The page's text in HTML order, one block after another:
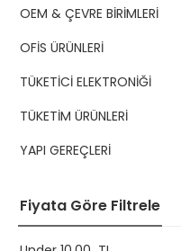
OEM & ÇEVRE BİRİMLERİ
OFİS ÜRÜNLERİ
TÜKETİCİ ELEKTRONİĞİ
TÜKETİM ÜRÜNLERİ
YAPI GEREÇLERİ
Fiyata Göre Filtrele